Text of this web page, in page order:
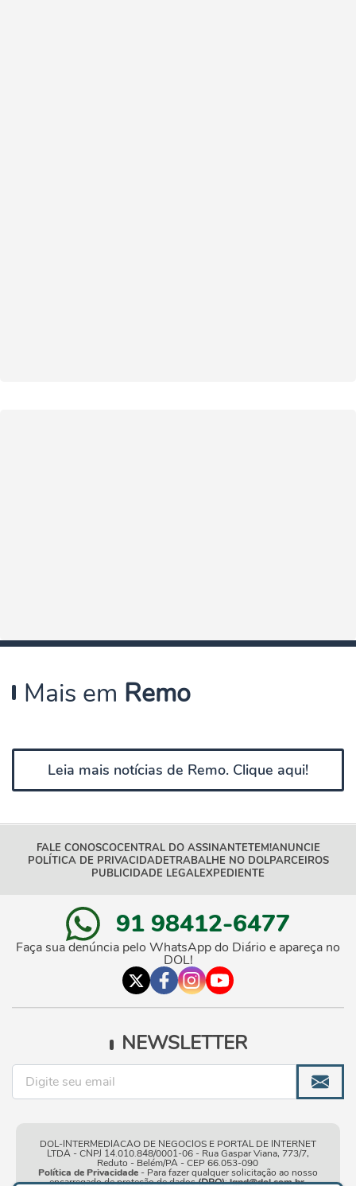
Mais em Remo
Leia mais notícias de Remo. Clique aqui!
FALE CONOSCOCENTRAL DO ASSINANTETEM!ANUNCIE
POLÍTICA DE PRIVACIDADETRABALHE NO DOLPARCEIROS
PUBLICIDADE LEGALEXPEDIENTE
91 98412-6477
Faça sua denúncia pelo WhatsApp do Diário e apareça no
DOL!
NEWSLETTER
DOL-INTERMEDIACAO DE NEGOCIOS E PORTAL DE INTERNET
LTDA - CNPJ 14.010.848/0001-06 - Rua Gaspar Viana, 773/7,
Reduto - Belém/PA - CEP 66.053-090
Política de Privacidade- Para fazer qualquer solicitação ao nosso
encarregado de proteção de dados(DPO):lgpd@dol.com.br.